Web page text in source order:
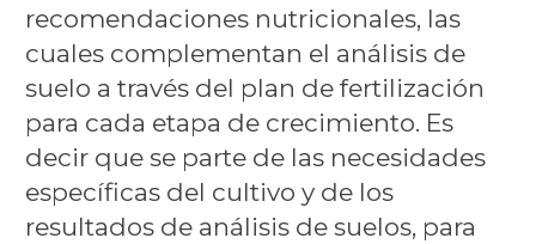
recomendaciones nutricionales, las
cuales complementan el análisis de
suelo a través del plan de fertilización
para cada etapa de crecimiento. Es
decir que se parte de las necesidades
específicas del cultivo y de los
resultados de análisis de suelos, para